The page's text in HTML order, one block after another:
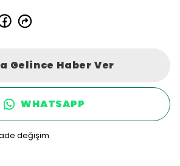
Gelince Haber Ver
WHATSAPP
değişim